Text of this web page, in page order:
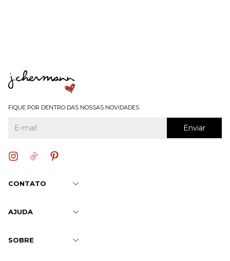
FIQUE POR DENTRO DAS NOSSAS NOVIDADES
CONTATO
AJUDA
SOBRE